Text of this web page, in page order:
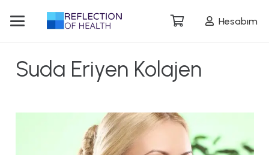
Hesabım
Suda Eriyen Kolajen